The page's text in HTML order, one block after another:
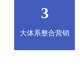
3
大体系整合营销